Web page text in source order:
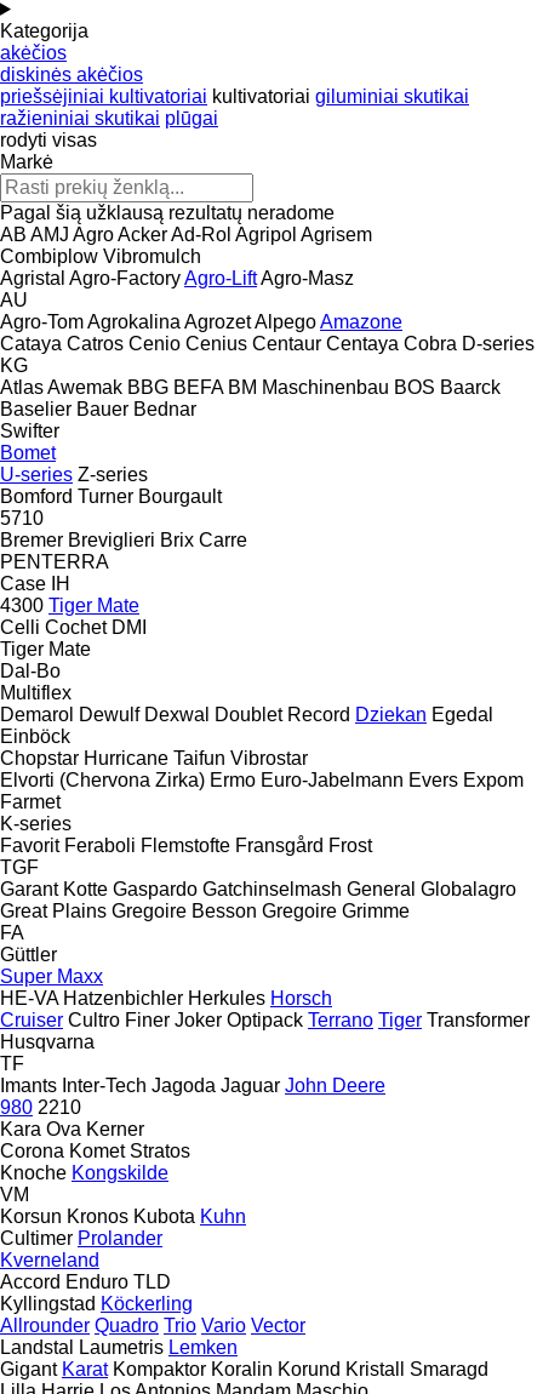
Kategorija
akėčios
diskinės akėčios
priešsėjiniai kultivatoriai kultivatoriai giluminiai skutikai
ražieniniai skutikai plūgai
rodyti visas
Markė
Pagal šią užklausą rezultatų neradome
AB AMJ AgroAckerAd-Rol Agripol Agrisem
Combiplow Vibromulch
Agristal Agro-FactoryAgro-LiftAgro-Masz
AU
Agro-TomAgrokalina AgrozetAlpegoAmazone
Cataya Catros Cenio Cenius Centaur Centaya Cobra D-series
KG
AtlasAwemak BBG BEFA BM Maschinenbau BOS Baarck
Baselier Bauer Bednar
Swifter
Bomet
U-series Z-series
Bomford Turner Bourgault
5710
Bremer Breviglieri Brix Carre
PENTERRA
Case IH
4300 Tiger Mate
Celli Cochet DMI
Tiger Mate
Dal-Bo
Multiflex
Demarol Dewulf Dexwal Doublet Record Dziekan Egedal
Einböck
Chopstar Hurricane Taifun Vibrostar
Elvorti (Chervona Zirka) Ermo Euro-Jabelmann Evers Expom
Farmet
K-series
Favorit Feraboli Flemstofte Fransgård Frost
TGF
Garant Kotte Gaspardo Gatchinselmash General Globalagro
Great Plains Gregoire Besson Gregoire Grimme
FA
Güttler
Super Maxx
HE-VA Hatzenbichler Herkules Horsch
Cruiser Cultro Finer Joker Optipack Terrano Tiger Transformer
Husqvarna
TF
Imants Inter-Tech Jagoda Jaguar John Deere
980 2210
Kara Ova Kerner
Corona Komet Stratos
Knoche Kongskilde
VM
Korsun Kronos Kubota Kuhn
Cultimer Prolander
Kverneland
Accord Enduro TLD
Kyllingstad Köckerling
Allrounder Quadro Trio Vario Vector
Landstal
Laumetris Lemken
Gigant Karat Kompaktor Koralin Korund Kristall
Smaragd